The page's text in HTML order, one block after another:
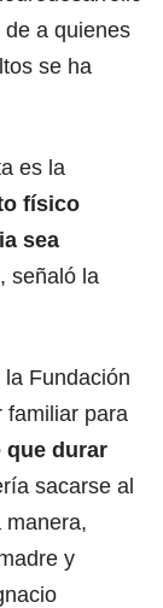
a quienes
se ha
es la
físico
sea
señaló la
Fundación
familiar para
que durar
sacarse al
manera,
y